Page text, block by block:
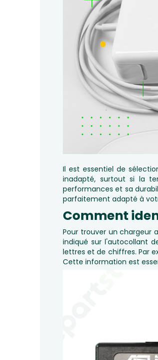
Il est essentiel de
inadapté, surtout si la
performances et sa
parfaitement adapté à
Comment
Pour trouver un chargeur
indiqué sur l'autocollant
lettres et de chiffres. Par
Cette information est